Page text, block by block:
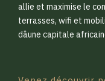
allie et maximise le
terrasses, wifi et
dâune capitale
33